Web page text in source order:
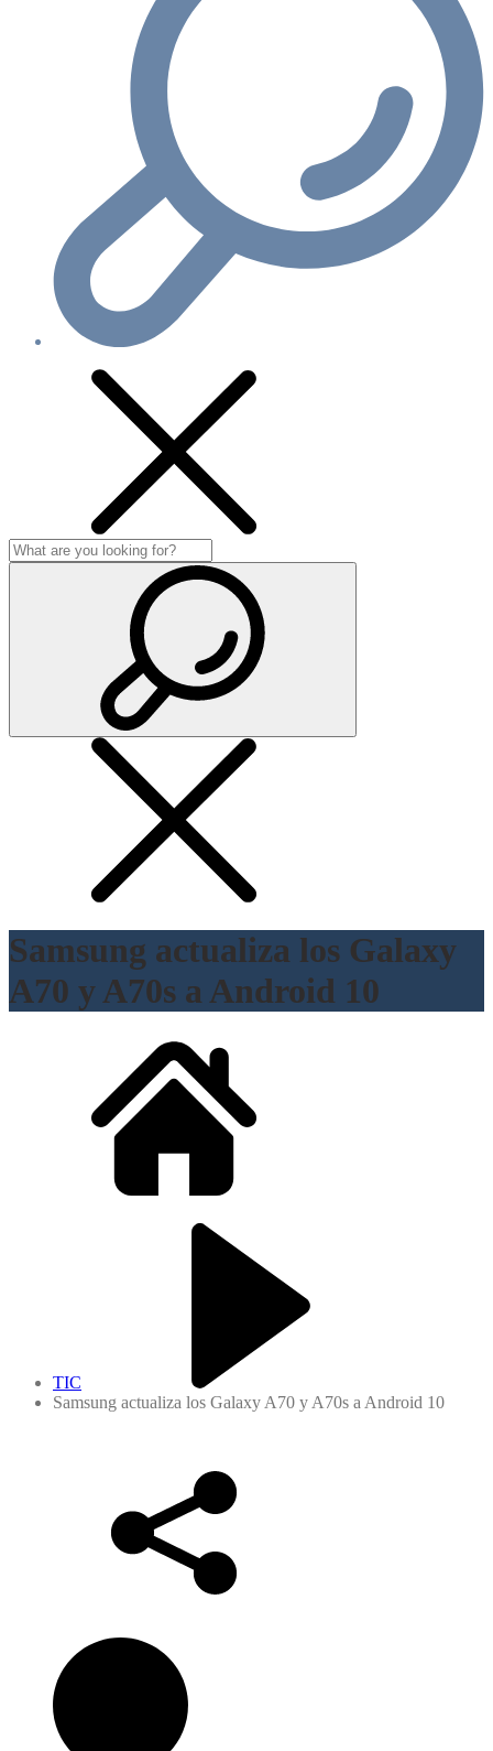
Samsung actualiza los Galaxy
A70 y A70s a Android 10
TIC
Samsung actualiza los Galaxy A70 y A70s a Android 10